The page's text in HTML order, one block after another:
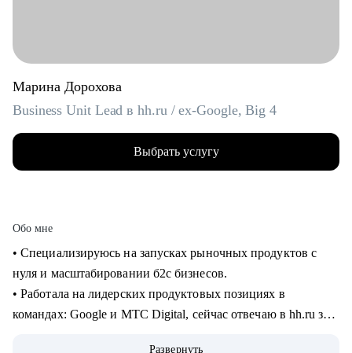
Марина Дорохова
Business Unit Lead в hh.ru / ex-Google, Big 4
Выбрать услугу
Обо мне
• Специализируюсь на запусках рыночных продуктов с
нуля и масштабировании б2с бизнесов.
• Работала на лидерских продуктовых позициях в
командах: Google и МТС Digital, сейчас отвечаю в hh.ru за
Развернуть